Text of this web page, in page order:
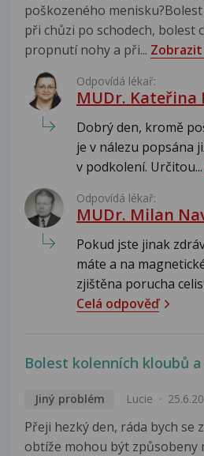
poškozeného
při chůzi po schodech, bolest
propnutí nohy a při...
Odpovídá lékař:
MUDr. Kateřina
Dobrý den, kromě
je v nálezu popsána
v podkolení. Určitou...
Odpovídá lékař:
MUDr. Milan
Pokud jste jinak
máte a na
zjištěna porucha
Celá odpověď
Bolest kolenních kloubů
Jiný problém Lucie
Přeji hezký den, ráda bych se
obtíže mohou být způsobeny